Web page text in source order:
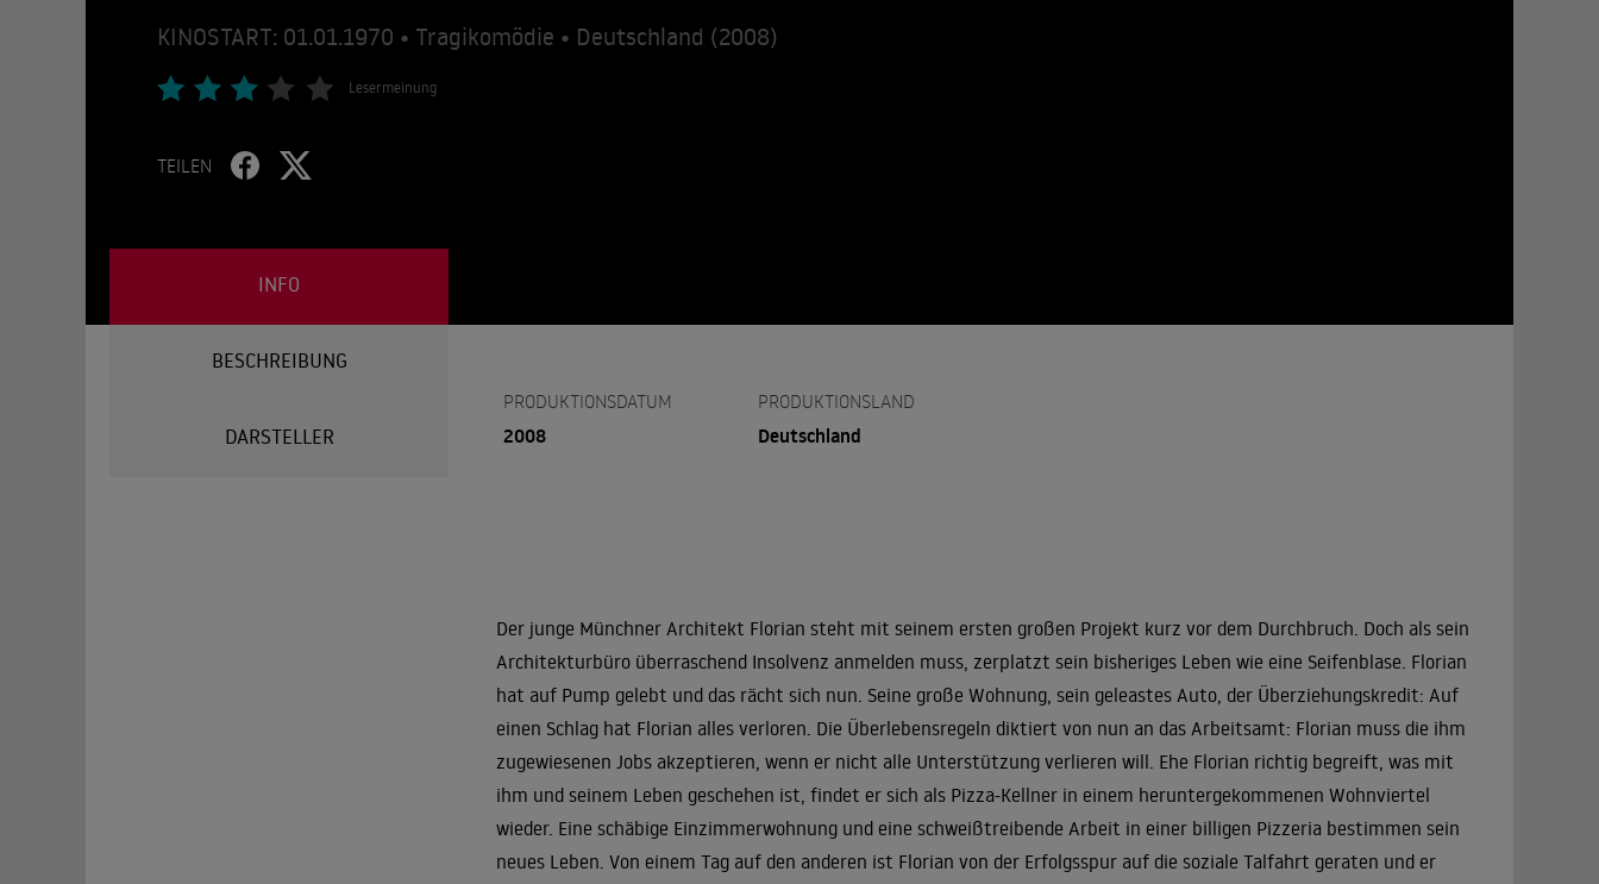
KINOSTART: 01.01.1970 • Tragikomödie • Deutschland (2008)
Lesermeinung
TEILEN
INFO
BESCHREIBUNG
DARSTELLER
PRODUKTIONSDATUM
2008
PRODUKTIONSLAND
Deutschland
Der junge Münchner Architekt Florian steht mit seinem ersten großen Projekt kurz vor dem Durchbruch. Doch als sein
Architekturbüro überraschend Insolvenz anmelden muss, zerplatzt sein bisheriges Leben wie eine Seifenblase. Florian
hat auf Pump gelebt und das rächt sich nun. Seine große Wohnung, sein geleastes Auto, der Überziehungskredit: Auf
einen Schlag hat Florian alles verloren. Die Überlebensregeln diktiert von nun an das Arbeitsamt: Florian muss die ihm
zugewiesenen Jobs akzeptieren, wenn er nicht alle Unterstützung verlieren will. Ehe Florian richtig begreift, was mit
ihm und seinem Leben geschehen ist, findet er sich als Pizza-Kellner in einem heruntergekommenen Wohnviertel
wieder. Eine schäbige Einzimmerwohnung und eine schweißtreibende Arbeit in einer billigen Pizzeria bestimmen sein
neues Leben. Von einem Tag auf den anderen ist Florian von der Erfolgsspur auf die soziale Talfahrt geraten und er